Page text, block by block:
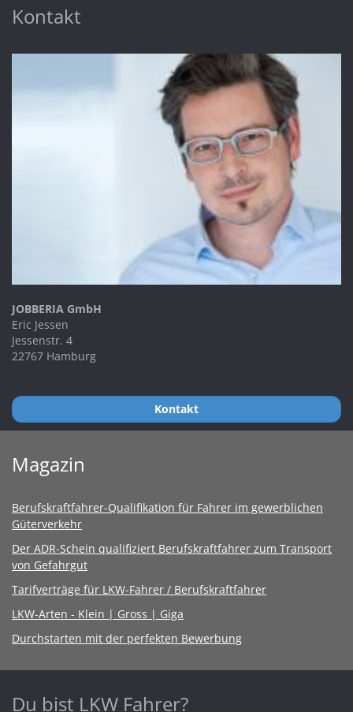
Kontakt
JOBBERIA GmbH
Eric Jessen
Jessenstr. 4
22767 Hamburg
Kontakt
Magazin
Berufskraftfahrer-Qualifikation für Fahrer im gewerblichen
Güterverkehr
Der ADR-Schein qualifiziert Berufskraftfahrer zum Transport
von Gefahrgut
Tarifverträge für LKW-Fahrer / Berufskraftfahrer
LKW-Arten - Klein | Gross | Giga
Durchstarten mit der perfekten Bewerbung
Du bist LKW Fahrer?